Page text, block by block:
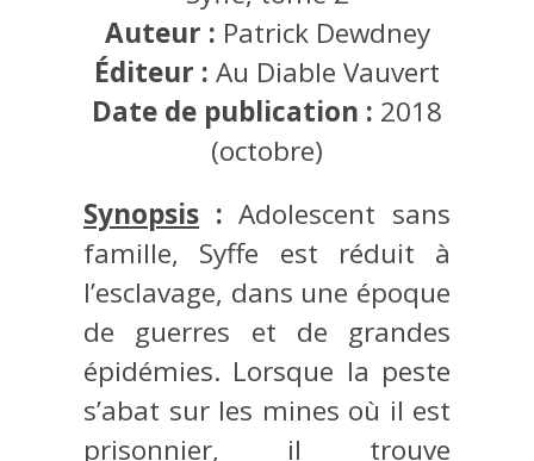
Auteur : Patrick Dewdney
Éditeur : Au Diable Vauvert
Date de publication : 2018
(octobre)
Synopsis :Adolescent sans
famille, Syffe est réduit à
l’esclavage, dans une époque
de guerres et de grandes
épidémies. Lorsque la peste
s’abat sur les mines où il est
prisonnier, il trouve